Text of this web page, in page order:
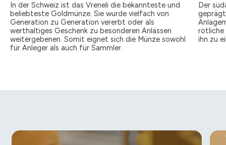
In der Schweiz ist das Vreneli die bekannteste und
beliebteste Goldmünze. Sie wurde vielfach von
Generation zu Generation vererbt oder als
werthaltiges Geschenk zu besonderen Anlässen
weitergebenen. Somit eignet sich die Münze sowohl
für Anleger als auch für Sammler.
Der
rötliche
ihn zu